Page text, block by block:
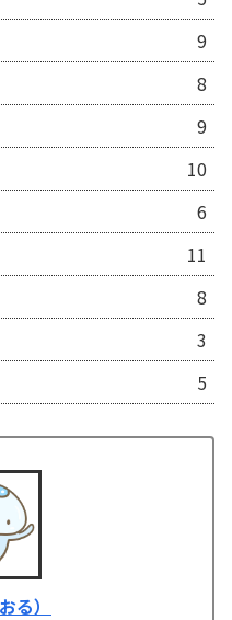
9
8
9
10
6
11
8
3
5
る）